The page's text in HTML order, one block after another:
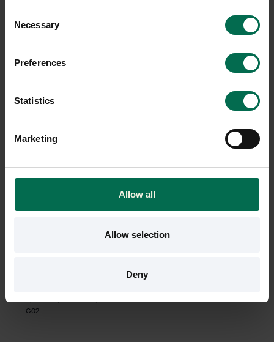
Selection
Necessary
Preferences
Statistics
Marketing
Allow all
Allow selection
Deny
Kinnarps
C02
Vitra
Kontorsstol AM
Hyr från